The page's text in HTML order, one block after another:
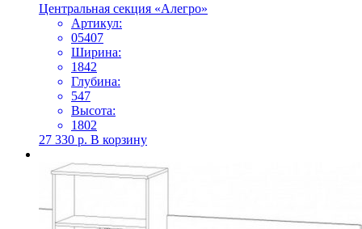
Центральная секция «Алегро»
Артикул:
05407
Ширина:
1842
Глубина:
547
Высота:
1802
27 330 р. В корзину